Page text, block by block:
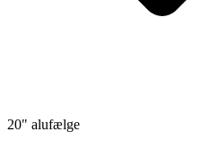
20" alufælge